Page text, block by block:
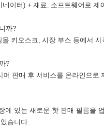
이터) + 재료, 소프트웨어로 제
까?
키오스크, 시장 부스 등에서 시
?
판매 후 서비스를 온라인으로
에 있는 새로운 핫 판매 필름을
습니다.